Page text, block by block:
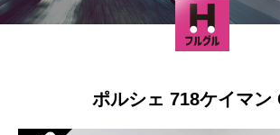
ポルシェ 718ケイマン